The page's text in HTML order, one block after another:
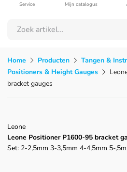
Mijn catalogus
Service
Home Producten Tangen &
Positioners & Height Gauges
bracket gauges
Leone
Leone Positioner P1600-95 bracket
Set: 2-2,5mm 3-3,5mm 4-4,5mm 5-